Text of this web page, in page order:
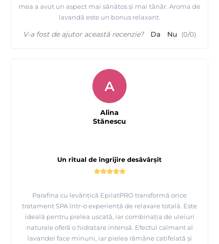
mea a avut un aspect mai sănătos și mai tânăr. Aroma de
lavandă este un bonus relaxant.
V-a fost de ajutor această recenzie? Da Nu (0/0)
Un ritual de îngrijire desăvârșit
Parafina cu levănțică EpilatPRO transformă orice
tratament SPA într-o experiență de relaxare totală. Este
ideală pentru pielea uscată, iar combinația de uleiuri
naturale oferă o hidratare intensă. Efectul calmant al
lavandei face minuni, iar pielea rămâne catifelată și
A
Alina
Stănescu